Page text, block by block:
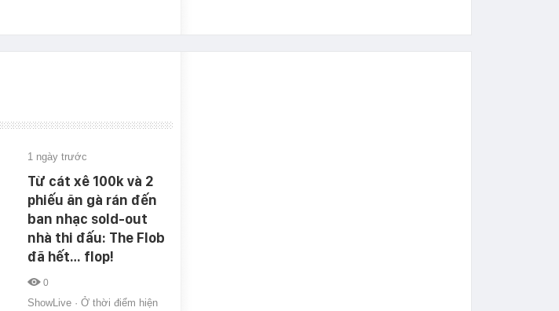
1 ngày trước
Từ cát xê 100k và 2
phiếu ăn gà rán đến
ban nhạc sold-out
nhà thi đấu: The Flob
đã hết… flop!
0
ShowLive · Ở thời điểm hiện